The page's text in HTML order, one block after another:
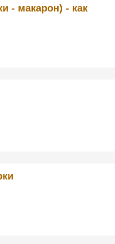
- макарон) - как